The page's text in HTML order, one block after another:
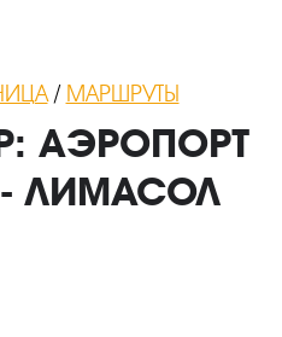
/ МАРШРУТЫ
АЭРОПОРТ
ЛИМАСОЛ